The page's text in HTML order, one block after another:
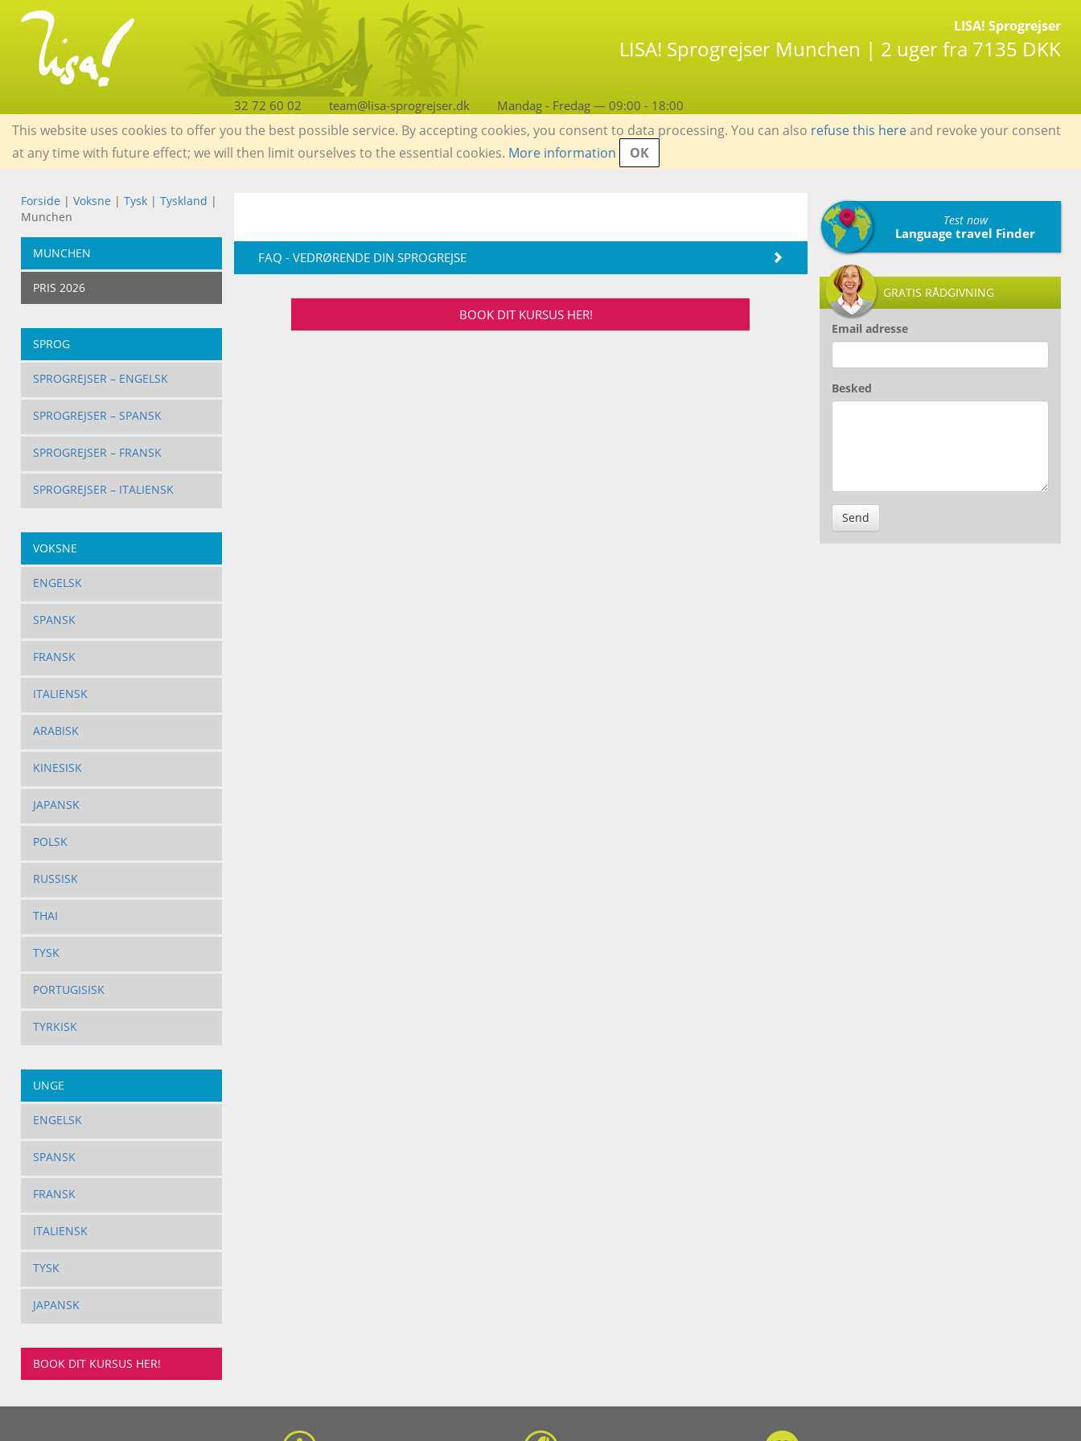
LISA! Sprogrejser
LISA! Sprogrejser Munchen | 2 uger fra 7135 DKK
32 72 60 02 team@lisa-sprogrejser.dk Mandag - Fredag — 09:00 - 18:00
This website uses cookies to offer you the best possible service. By accepting cookies, you consent to data processing. You can also refuse this hereand revoke your consent
at any time with future effect; we will then limit ourselves to the essential cookies. More information OK
Forside | Voksne | Tysk| Tyskland |
Munchen
MUNCHEN
PRIS 2026
SPROG
SPROGREJSER – ENGELSK
SPROGREJSER – SPANSK
SPROGREJSER – FRANSK
SPROGREJSER – ITALIENSK
VOKSNE
ENGELSK
SPANSK
FRANSK
ITALIENSK
ARABISK
KINESISK
JAPANSK
POLSK
RUSSISK
THAI
TYSK
PORTUGISISK
TYRKISK
UNGE
ENGELSK
SPANSK
FRANSK
ITALIENSK
TYSK
JAPANSK
BOOK DIT KURSUS HER!
FAQ - VEDRØRENDE DIN SPROGREJSE
BOOK DIT KURSUS HER!
Test now
Language travel Finder
GRATIS RÅDGIVNING
Email adresse
Besked
Send